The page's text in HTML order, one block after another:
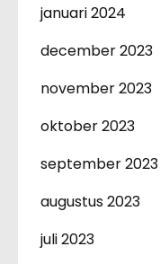
januari 2024
december 2023
november 2023
oktober 2023
september 2023
augustus 2023
juli 2023